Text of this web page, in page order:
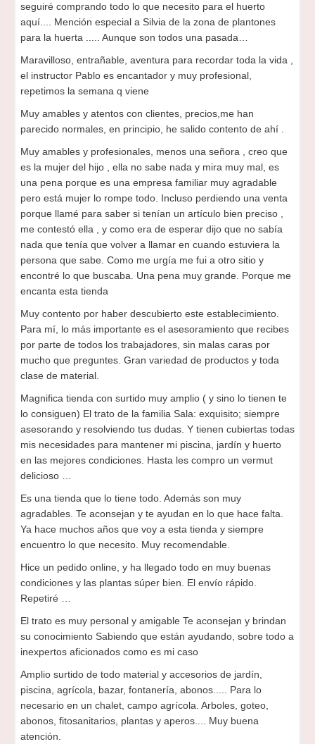
seguiré comprando todo lo que necesito para el huerto
aquí.... Mención especial a Silvia de la zona de plantones
para la huerta ..... Aunque son todos una pasada…
Maravilloso, entrañable, aventura para recordar toda la vida ,
el instructor Pablo es encantador y muy profesional,
repetimos la semana q viene
Muy amables y atentos con clientes, precios,me han
parecido normales, en principio, he salido contento de ahí .
Muy amables y profesionales, menos una señora , creo que
es la mujer del hijo , ella no sabe nada y mira muy mal, es
una pena porque es una empresa familiar muy agradable
pero está mujer lo rompe todo. Incluso perdiendo una venta
porque llamé para saber si tenían un artículo bien preciso ,
me contestó ella , y como era de esperar dijo que no sabía
nada que tenía que volver a llamar en cuando estuviera la
persona que sabe. Como me urgía me fui a otro sitio y
encontré lo que buscaba. Una pena muy grande. Porque me
encanta esta tienda
Muy contento por haber descubierto este establecimiento.
Para mí, lo más importante es el asesoramiento que recibes
por parte de todos los trabajadores, sin malas caras por
mucho que preguntes. Gran variedad de productos y toda
clase de material.
Magnifica tienda con surtido muy amplio ( y sino lo tienen te
lo consiguen) El trato de la familia Sala: exquisito; siempre
asesorando y resolviendo tus dudas. Y tienen cubiertas todas
mis necesidades para mantener mi piscina, jardín y huerto
en las mejores condiciones. Hasta les compro un vermut
delicioso …
Es una tienda que lo tiene todo. Además son muy
agradables. Te aconsejan y te ayudan en lo que hace falta.
Ya hace muchos años que voy a esta tienda y siempre
encuentro lo que necesito. Muy recomendable.
Hice un pedido online, y ha llegado todo en muy buenas
condiciones y las plantas súper bien. El envío rápido.
Repetiré …
El trato es muy personal y amigable Te aconsejan y brindan
su conocimiento Sabiendo que están ayudando, sobre todo a
inexpertos aficionados como es mi caso
Amplio surtido de todo material y accesorios de jardín,
piscina, agrícola, bazar, fontanería, abonos..... Para lo
necesario en un chalet, campo agrícola. Arboles, goteo,
abonos, fitosanitarios, plantas y aperos.... Muy buena
atención.